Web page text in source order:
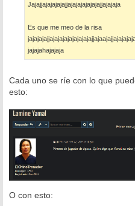
Jajajjajajajajajjajajajajajajajjajajaja
Es que me meo de la risa
jajajahajajaja
Cada uno se ríe con lo que
esto:
O con esto: